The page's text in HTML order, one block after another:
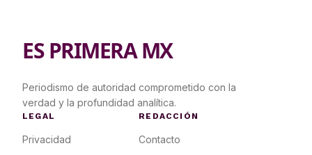
ES PRIMERA MX
Periodismo de autoridad comprometido con la
verdad y la profundidad analítica.
LEGAL
Privacidad
REDACCIÓN
Contacto